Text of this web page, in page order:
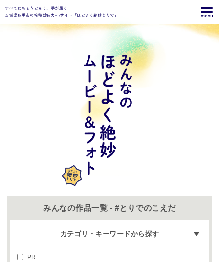
すべてにちょうど良く、手が届く
茨城県取手市の投稿型魅力PRサイト「ほどよく絶妙とりで」
みんなの作品一覧 - #とりでのこえだ
カテゴリ・キーワードから探す
PR